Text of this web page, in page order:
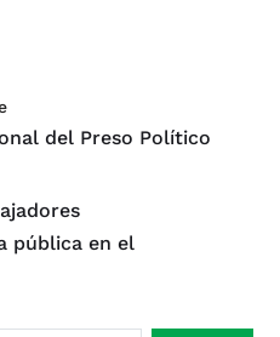
del Preso Político
pública en el